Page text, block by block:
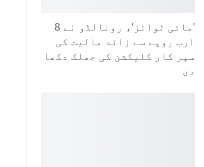
’مائی ٹوائز‘، رونالڈو نے 8
ارب روپے سے زائد مالیت کی
سپر کار کلیکشن کی جھلک دکھا
دی